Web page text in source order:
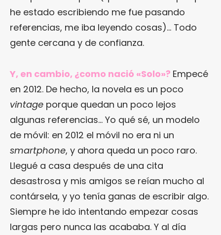
he estado escribiendo me fue pasando
referencias, me iba leyendo cosas)… Todo
gente cercana y de confianza.
Y, en cambio, ¿como nació «Solo»? Empecé
en 2012. De hecho, la novela es un poco
vintage porque quedan un poco lejos
algunas referencias… Yo qué sé, un modelo
de móvil: en 2012 el móvil no era ni un
smartphone, y ahora queda un poco raro.
Llegué a casa después de una cita
desastrosa y mis amigos se reían mucho al
contársela, y yo tenía ganas de escribir algo.
Siempre he ido intentando empezar cosas
largas pero nunca las acababa. Y al día